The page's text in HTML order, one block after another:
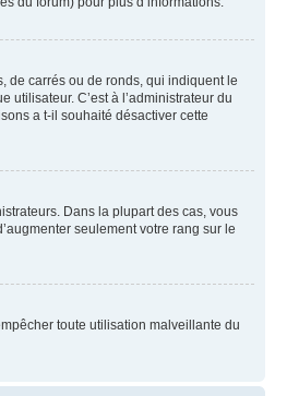
de carrés ou de ronds, qui indiquent le
C’est à l’administrateur du
a t-il souhaité désactiver cette
Dans la plupart des cas, vous
seulement votre rang sur le
toute utilisation malveillante du